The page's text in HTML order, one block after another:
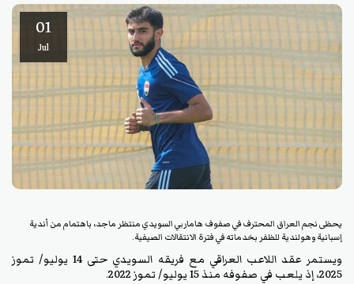
01
Jul
يحظى نجم العراق المحترف في صفوف هاماربي السويدي منتظر ماجد، باهتمام من أندية
إسبانية وهولندية للظفر بخدماته في فترة الانتقالات الصيفية.
ويستمر عقد اللاعب العراقي مع فريقه السويدي حتى 14 يوليو/ تموز
2025، إذ يلعب في صفوفه منذ 15 يوليو/ تموز 2022.